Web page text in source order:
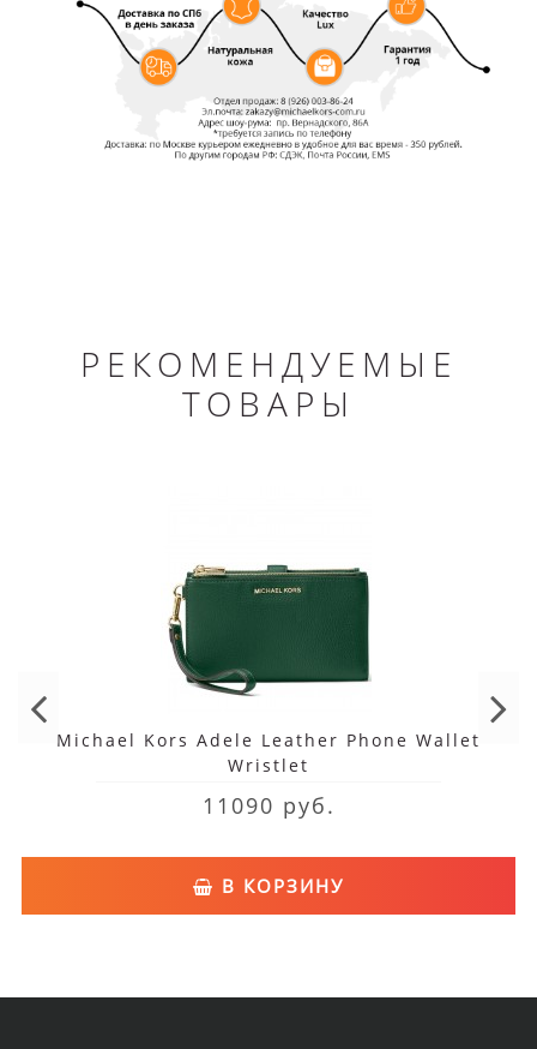
РЕКОМЕНДУЕМЫЕ
ТОВАРЫ
Michael Kors Adele Leather Phone Wallet
Wristlet
11090 руб.
В КОРЗИНУ